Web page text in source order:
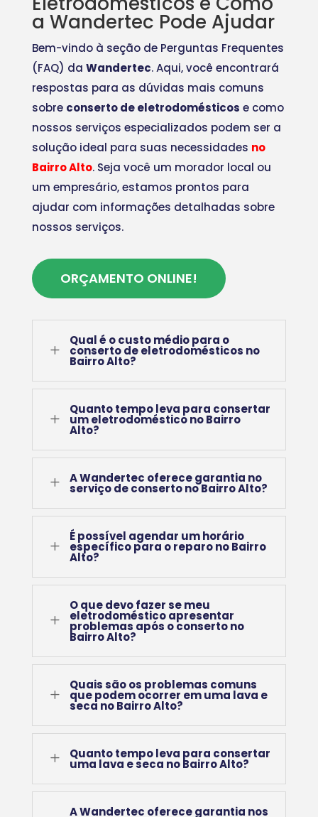
a Wandertec Pode Ajudar
Bem-vindo à seção de Perguntas Frequentes
(FAQ) da Wandertec. Aqui, você encontrará
respostas para as dúvidas mais comuns
sobre conserto de eletrodomésticos e como
nossos serviços especializados podem ser a
solução ideal para suas necessidades no
Bairro Alto. Seja você um morador local ou
um empresário, estamos prontos para
ajudar com informações detalhadas sobre
nossos serviços.
ORÇAMENTO ONLINE!
L
Qual é o custo médio para o
conserto de eletrodomésticos no
Bairro Alto?
L
Quanto tempo leva para consertar
um eletrodoméstico no Bairro
Alto?
L A Wandertec oferece garantia no
serviço de conserto no Bairro Alto?
L
É possível agendar um horário
específico para o reparo no Bairro
Alto?
L
O que devo fazer se meu
eletrodoméstico apresentar
problemas após o conserto no
Bairro Alto?
L
Quais são os problemas comuns
que podem ocorrer em uma lava e
seca no Bairro Alto?
L Quanto tempo leva para consertar
uma lava e seca no Bairro Alto?
A Wandertec oferece garantia nos